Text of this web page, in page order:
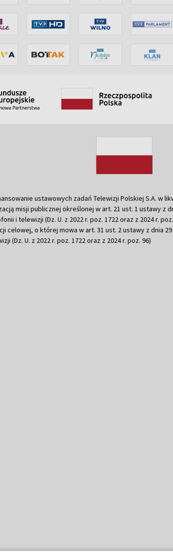
ustawowych zadań Telewizji Polskiej S.A. w
misji publicznej określonej w art. 21 ust. 1 ustawy z
i telewizji (Dz. U. z 2022 r. poz. 1722 oraz z 2024 r.
celowej, o której mowa w art. 31 ust. 2 ustawy z dnia
(Dz. U. z 2022 r. poz. 1722 oraz z 2024 r. poz. 96)